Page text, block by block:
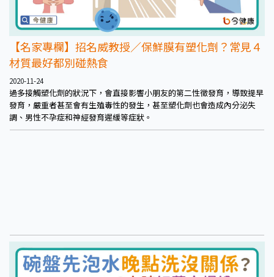
【名家專欄】招名威教授／保鮮膜有塑化劑？常見４
材質最好都別碰熱食
2020-11-24
過多接觸塑化劑的狀況下，會直接影響小朋友的第二性徵發育，導致提早
發育，嚴重者甚至會有生殖毒性的發生，甚至塑化劑也會造成內分泌失
調、男性不孕症和神經發育遲緩等症狀。